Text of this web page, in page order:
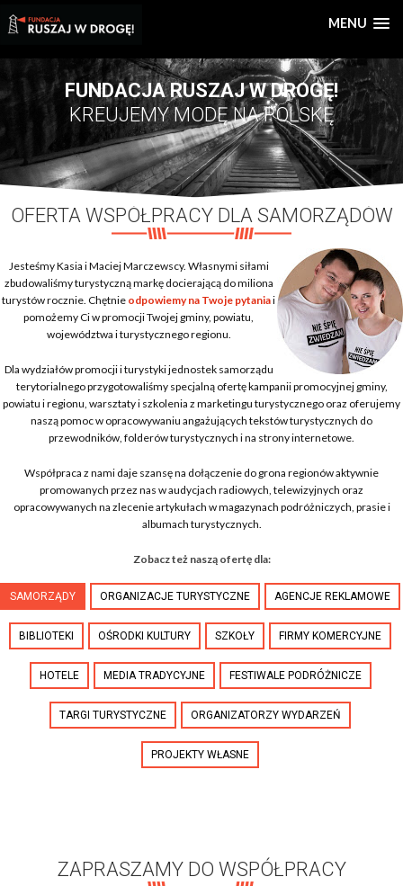
MENU
FUNDACJA RUSZAJ W DROGĘ!
KREUJEMY MODĘ NA POLSKĘ
OFERTA WSPÓŁPRACY DLA SAMORZĄDÓW
Jesteśmy Kasia i Maciej Marczewscy. Własnymi siłami
zbudowaliśmy turystyczną markę docierającą do miliona
turystów rocznie. Chętnie odpowiemy na Twoje pytaniai
pomożemy Ci w promocji Twojej gminy, powiatu,
województwa i turystycznego regionu.
Dla wydziałów promocji i turystyki jednostek samorządu
terytorialnego przygotowaliśmy specjalną ofertę kampanii promocyjnej gminy,
powiatu i regionu, warsztaty i szkolenia z marketingu turystycznego oraz oferujemy
naszą pomoc w opracowywaniu angażujących tekstów turystycznych do
przewodników, folderów turystycznych i na strony internetowe.
Współpraca z nami daje szansę na dołączenie do grona regionów aktywnie
promowanych przez nas w audycjach radiowych, telewizyjnych oraz
opracowywanych na zlecenie artykułach w magazynach podróżniczych, prasie i
albumach turystycznych.
Zobacz też naszą ofertę dla:
SAMORZĄDY ORGANIZACJE TURYSTYCZNE AGENCJE REKLAMOWE
BIBLIOTEKI OŚRODKI KULTURY SZKOŁY FIRMY KOMERCYJNE
HOTELE MEDIA TRADYCYJNE FESTIWALE PODRÓŻNICZE
TARGI TURYSTYCZNE ORGANIZATORZY WYDARZEŃ
PROJEKTY WŁASNE
ZAPRASZAMY DO WSPÓŁPRACY